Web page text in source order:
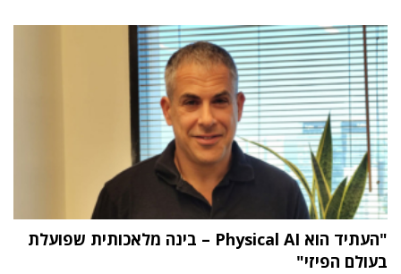
"העתיד הוא Physical AI – בינה מלאכותית שפועלת
בעולם הפיזי"